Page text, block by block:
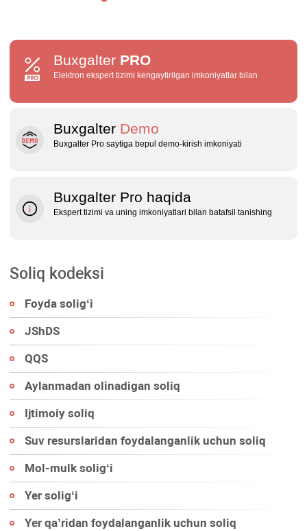
Buxgalter PRO
Elektron ekspert tizimi kengaytirilgan imkoniyatlar bilan
Buxgalter Demo
Buxgalter Pro saytiga bepul demo‑kirish imkoniyati
Buxgalter Pro haqida
Ekspert tizimi va uning imkoniyatlari bilan batafsil tanishing
Soliq kodeksi
Foyda soligʻi
JShDS
QQS
Aylanmadan olinadigan soliq
Ijtimoiy soliq
Suv resurslaridan foydalanganlik uchun soliq
Mol-mulk soligʻi
Yer soligʻi
Yer qa’ridan foydalanganlik uchun soliq